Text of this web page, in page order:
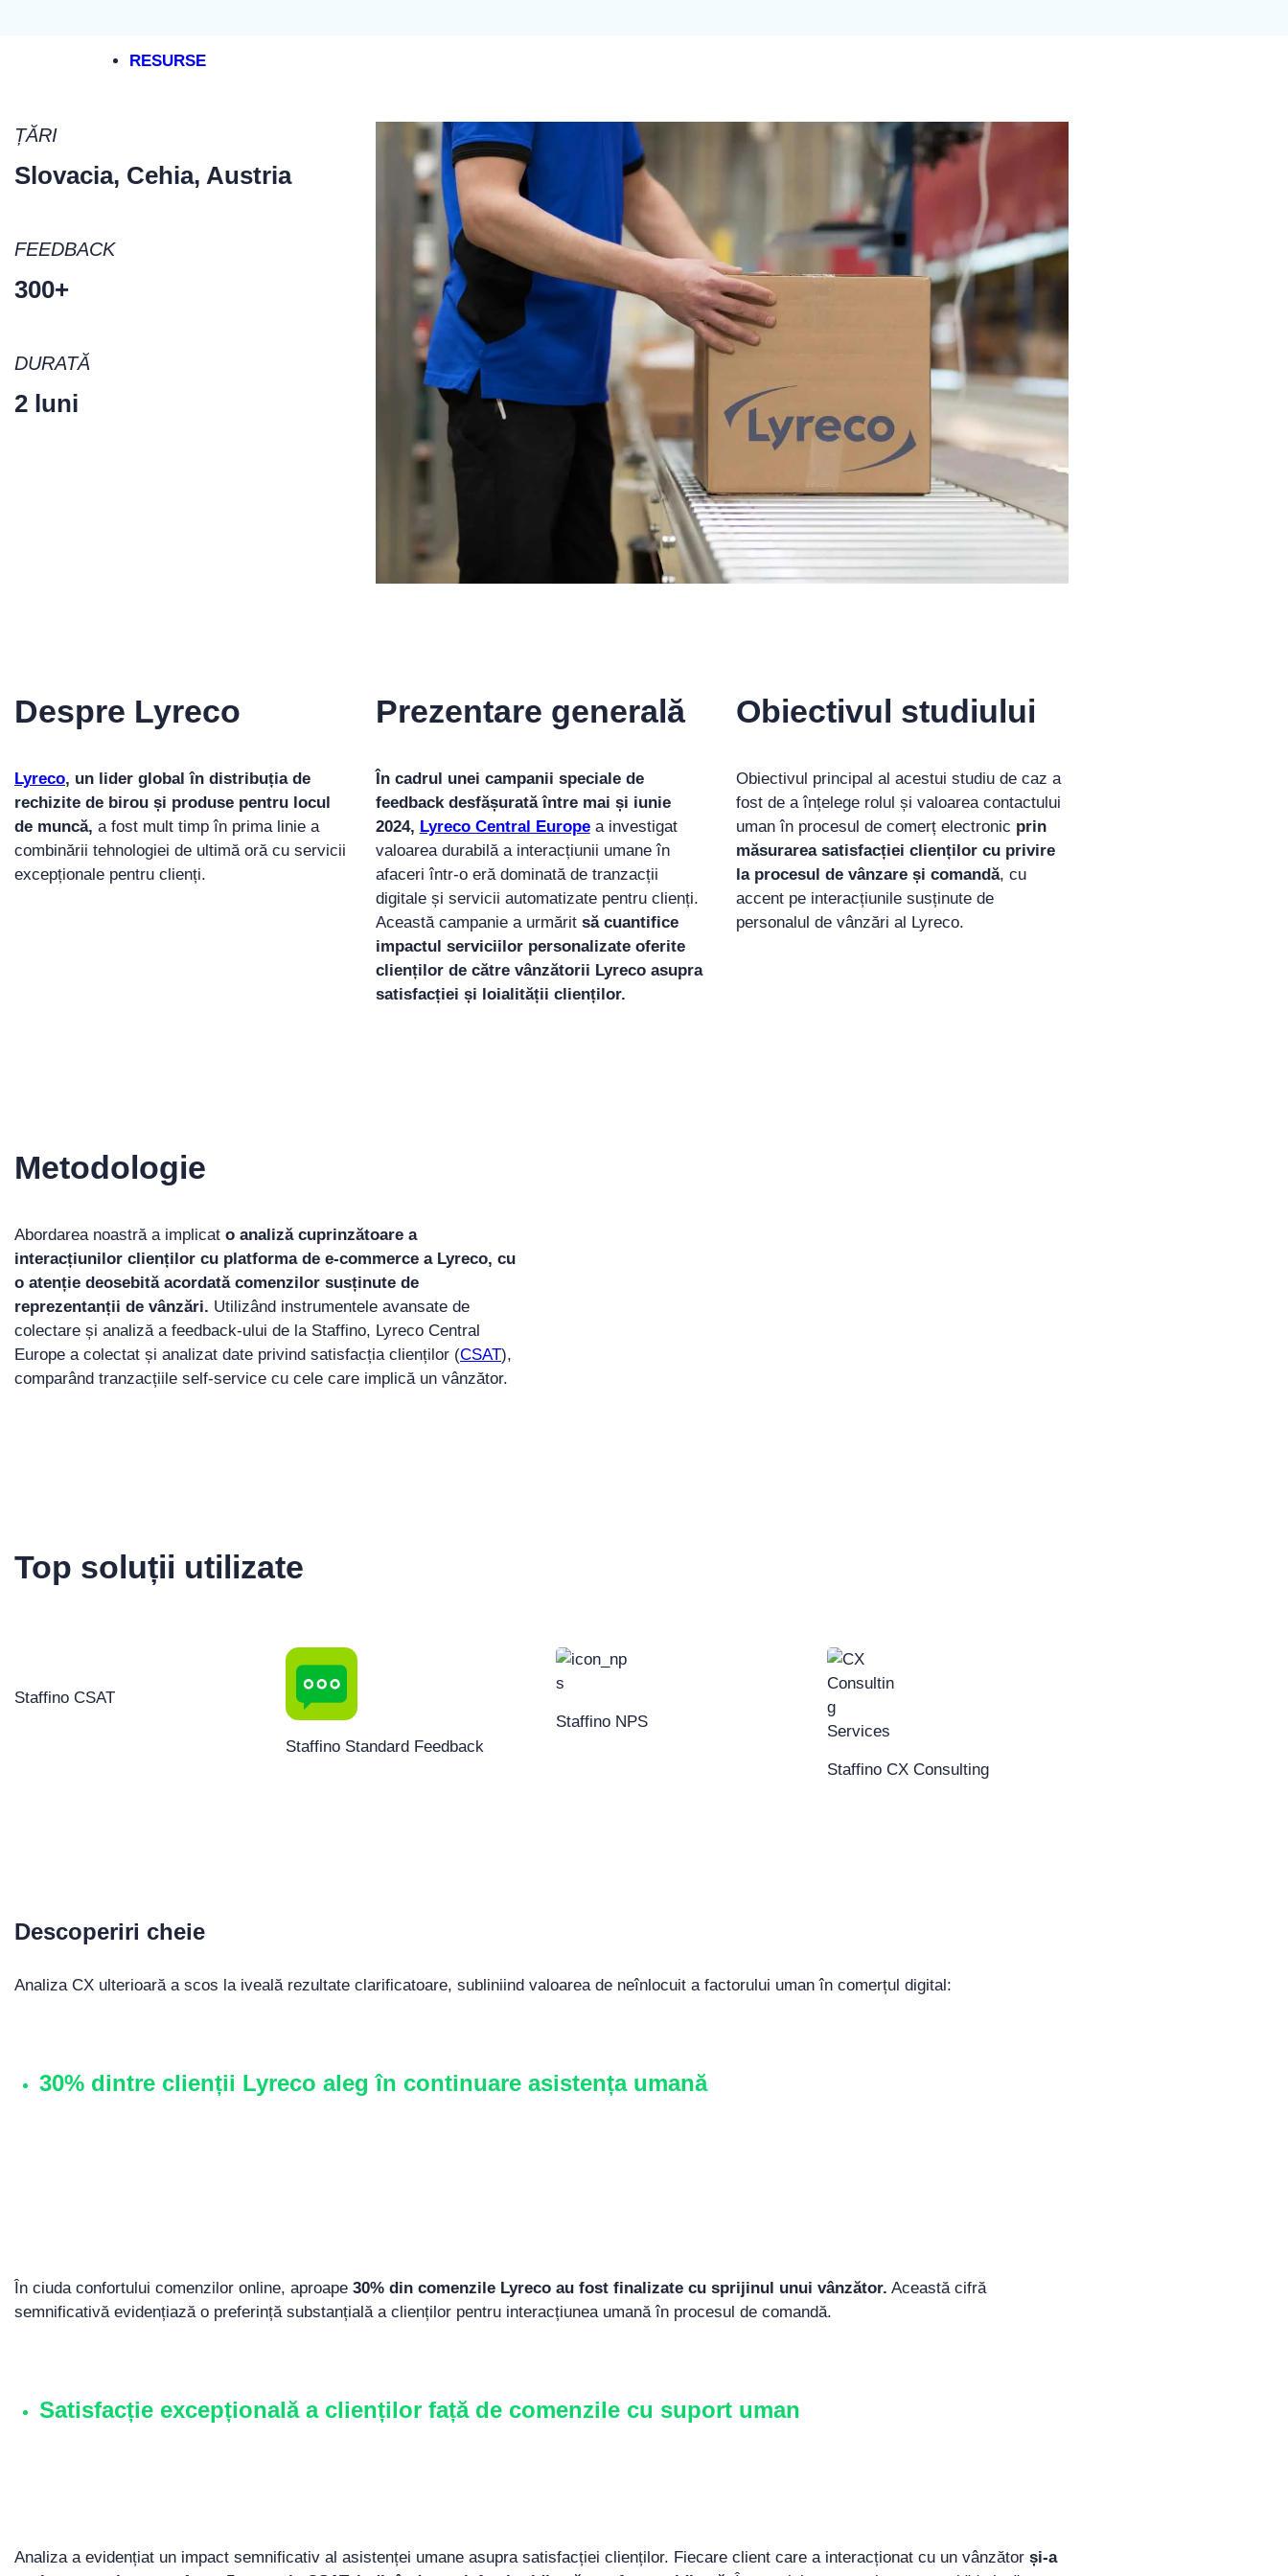
RESURSE
RESURSE
Managementul experienței (XM)
Experiența clientului (CX)
Experiența angajatului (EX)
Metricile NPS, CSAT și CES
Monitorizarea reținerii
Mastery Shopping
LUMEA XM
Calculator ROCX
Implementarea
COMPANIE
Despre noi
Devino partener
Legal
Responsabilitate socială
ȚĂRI
Slovacia, Cehia, Austria
FEEDBACK
300+
DURATĂ
2 luni
Despre Lyreco
Lyreco, un lider global în distribuția de
rechizite de birou și produse pentru locul
de muncă, a fost mult timp în prima linie a
combinării tehnologiei de ultimă oră cu servicii
excepționale pentru clienți.
Prezentare generală
În cadrul unei campanii speciale de
feedback desfășurată între mai și iunie
2024, Lyreco Central Europea investigat
valoarea durabilă a interacțiunii umane în
afaceri într-o eră dominată de tranzacții
digitale și servicii automatizate pentru clienți.
Această campanie a urmărit să cuantifice
impactul serviciilor personalizate oferite
clienților de către vânzătorii Lyreco asupra
satisfacției și loialității clienților.
Obiectivul studiului
Obiectivul principal al acestui studiu de caz a
fost de a înțelege rolul și valoarea contactului
uman în procesul de comerț electronic prin
măsurarea satisfacției clienților cu privire
la procesul de vânzare și comandă, cu
accent pe interacțiunile susținute de
personalul de vânzări al Lyreco.
Metodologie
Abordarea noastră a implicat o analiză cuprinzătoare a
interacțiunilor clienților cu platforma de e-commerce a Lyreco, cu
o atenție deosebită acordată comenzilor susținute de
reprezentanții de vânzări. Utilizând instrumentele avansate de
colectare și analiză a feedback-ului de la Staffino, Lyreco Central
Europe a colectat și analizat date privind satisfacția clienților (CSAT),
comparând tranzacțiile self-service cu cele care implică un vânzător.
Top soluții utilizate
Staffino CSAT
Staffino Standard Feedback
Staffino NPS
Staffino CX Consulting
Descoperiri cheie
Analiza CX ulterioară a scos la iveală rezultate clarificatoare, subliniind valoarea de neînlocuit a factorului uman în comerțul digital:
30% dintre clienții Lyreco aleg în continuare asistența umană
În ciuda confortului comenzilor online, aproape 30% din comenzile Lyreco au fost finalizate cu sprijinul unui vânzător. Această cifră
semnificativă evidențiază o preferință substanțială a clienților pentru interacțiunea umană în procesul de comandă.
Satisfacție excepțională a clienților față de comenzile cu suport uman
Analiza a evidențiat un impact semnificativ al asistenței umane asupra satisfacției clienților. Fiecare client care a interacționat cu un vânzător și-a